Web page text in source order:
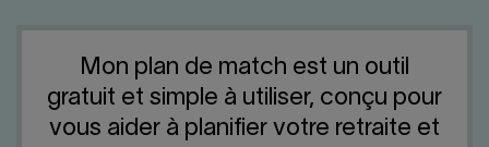
Notre Impact
À propos
Mon plan de match est un outil
gratuit et simple à utiliser, conçu pour
vous aider à planifier votre retraite et